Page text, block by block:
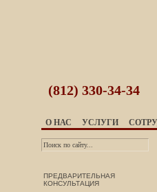
(812) 330-34-34
О НАС УСЛУГИ
ПРЕДВАРИТЕЛЬНАЯ
КОНСУЛЬТАЦИЯ